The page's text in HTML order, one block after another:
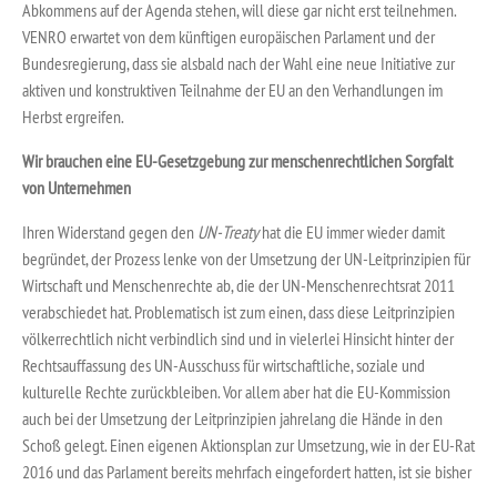
Abkommens auf der Agenda stehen, will diese gar nicht erst teilnehmen.
VENRO erwartet von dem künftigen europäischen Parlament und der
Bundesregierung, dass sie alsbald nach der Wahl eine neue Initiative zur
aktiven und konstruktiven Teilnahme der EU an den Verhandlungen im
Herbst ergreifen.
Wir brauchen eine EU-Gesetzgebung zur menschenrechtlichen Sorgfalt
von Unternehmen
Ihren Widerstand gegen den UN-Treatyhat die EU immer wieder damit
begründet, der Prozess lenke von der Umsetzung der UN-Leitprinzipien für
Wirtschaft und Menschenrechte ab, die der UN-Menschenrechtsrat 2011
verabschiedet hat. Problematisch ist zum einen, dass diese Leitprinzipien
völkerrechtlich nicht verbindlich sind und in vielerlei Hinsicht hinter der
Rechtsauffassung des UN-Ausschuss für wirtschaftliche, soziale und
kulturelle Rechte zurückbleiben. Vor allem aber hat die EU-Kommission
auch bei der Umsetzung der Leitprinzipien jahrelang die Hände in den
Schoß gelegt. Einen eigenen Aktionsplan zur Umsetzung, wie in der EU-Rat
2016 und das Parlament bereits mehrfach eingefordert hatten, ist sie bisher